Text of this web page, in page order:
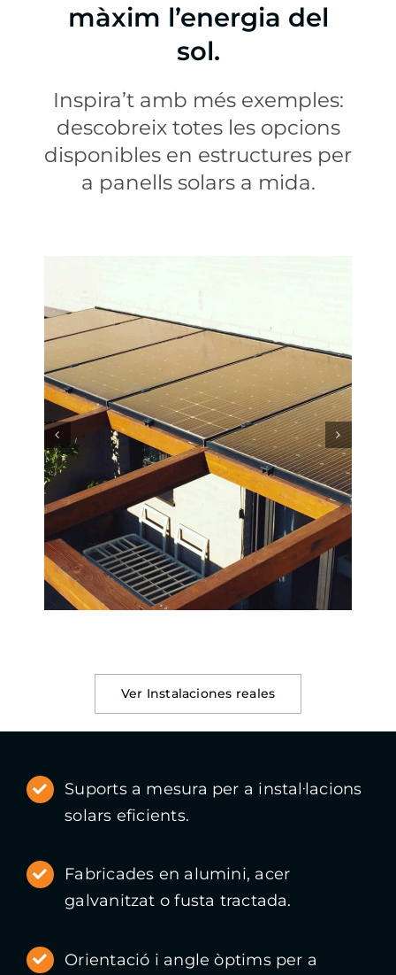
màxim l’energia del
sol.
Inspira’t amb més exemples:
descobreix totes les opcions
disponibles en estructures per
a panells solars a mida.
Ver Instalaciones reales
Suports a mesura per a instal·lacions
solars eficients.
Fabricades en alumini, acer
galvanitzat o fusta tractada.
Orientació i angle òptims per a